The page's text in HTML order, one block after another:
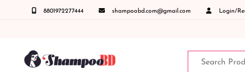
8801972277444 shampoobd.com@gmail.com Login/
জিজ্ঞাসায় কল করুনঃ ( IMO + Whatsapp ) +8801972277444 সহজে অর্ডার করতে প্রোডাক্ট